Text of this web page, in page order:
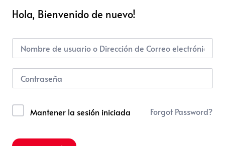
Hola, Bienvenido de nuevo!
Mantener la sesión iniciada Forgot Password?